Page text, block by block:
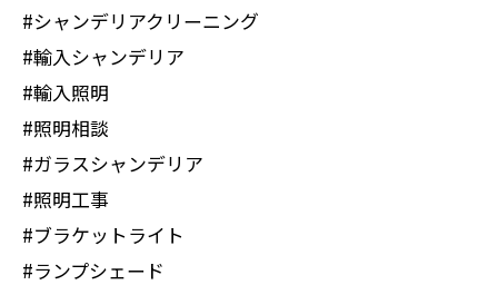
#シャンデリアクリーニング
#輸入シャンデリア
#輸入照明
#照明相談
#ガラスシャンデリア
#照明工事
#ブラケットライト
#ランプシェード